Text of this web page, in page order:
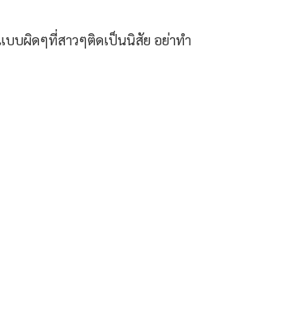
บบผิดๆที่สาวๆติดเป็นนิสัย อย่าทำ